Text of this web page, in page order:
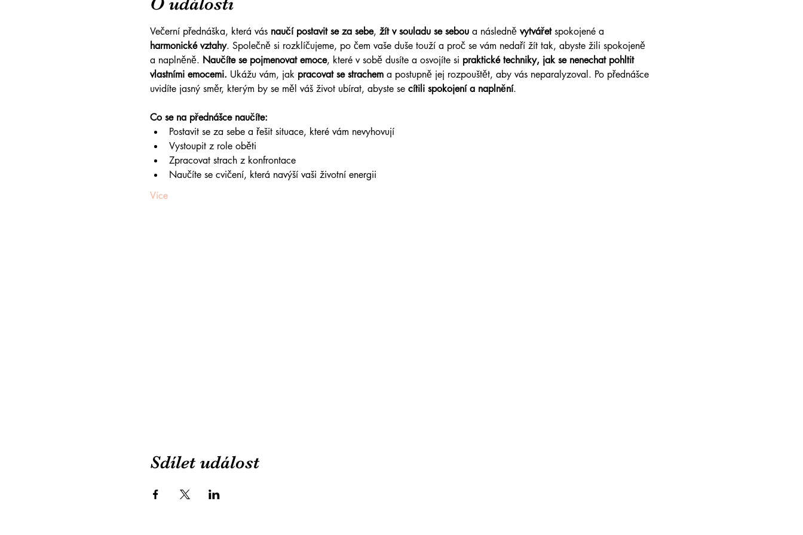
Večerní přednáška, která vás naučí postavit se za sebe, žít v souladu se sebou a následně vytvářet spokojené a
harmonické vztahy. Společně si rozklíčujeme, po čem vaše duše touží a proč se vám nedaří žít tak, abyste žili spokojeně
a naplněně. Naučíte se pojmenovat emoce, které v sobě dusíte a osvojíte si praktické techniky, jak se nenechat pohltit
vlastními emocemi. Ukážu vám, jak pracovat se strachem a postupně jej rozpouštět, aby vás neparalyzoval. Po přednášce
uvidíte jasný směr, kterým by se měl váš život ubírat, abyste se cítili spokojení a naplnění.
Co se na přednášce naučíte:
Postavit se za sebe a řešit situace, které vám nevyhovují
Vystoupit z role oběti
Zpracovat strach z konfrontace
Naučíte se cvičení, která navýší vaši životní energii
Více
Sdílet událost